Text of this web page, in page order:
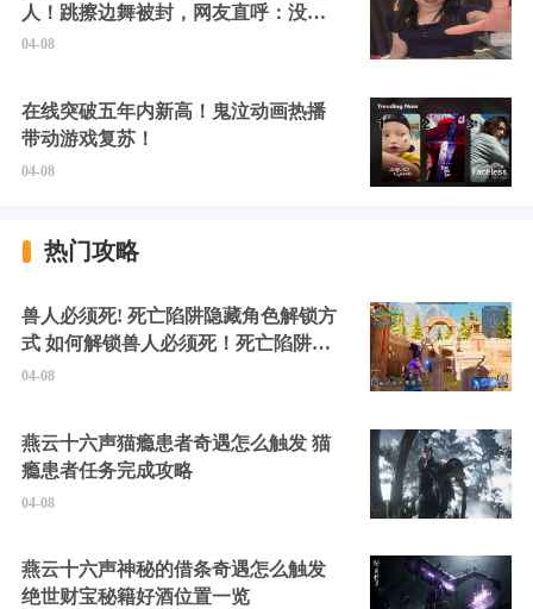
人！跳擦边舞被封，网友直呼：没边
硬擦封的好！
04-08
在线突破五年内新高！鬼泣动画热播
带动游戏复苏！
04-08
热门攻略
兽人必须死! 死亡陷阱隐藏角色解锁方
式 如何解锁兽人必须死！死亡陷阱中
的隐藏角色
04-08
燕云十六声猫瘾患者奇遇怎么触发 猫
瘾患者任务完成攻略
04-08
燕云十六声神秘的借条奇遇怎么触发
绝世财宝秘籍好酒位置一览